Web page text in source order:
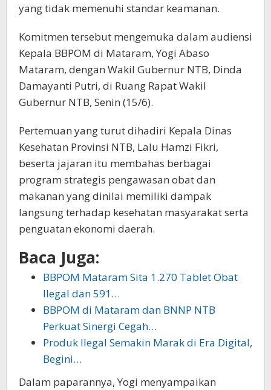
yang tidak memenuhi standar keamanan.
Komitmen tersebut mengemuka dalam audiensi
Kepala BBPOM di Mataram, Yogi Abaso
Mataram, dengan Wakil Gubernur NTB, Dinda
Damayanti Putri, di Ruang Rapat Wakil
Gubernur NTB, Senin (15/6).
Pertemuan yang turut dihadiri Kepala Dinas
Kesehatan Provinsi NTB, Lalu Hamzi Fikri,
beserta jajaran itu membahas berbagai
program strategis pengawasan obat dan
makanan yang dinilai memiliki dampak
langsung terhadap kesehatan masyarakat serta
penguatan ekonomi daerah.
Baca Juga:
BBPOM Mataram Sita 1.270 Tablet Obat
Ilegal dan 591…
BBPOM di Mataram dan BNNP NTB
Perkuat Sinergi Cegah…
Produk Ilegal Semakin Marak di Era Digital,
Begini…
Dalam paparannya, Yogi menyampaikan